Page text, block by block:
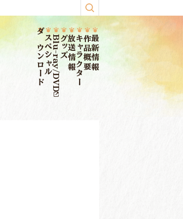
ダウンロードスペシャルBlu-ray/DVDグッズ放送情報キャラクター作品概要最新情報